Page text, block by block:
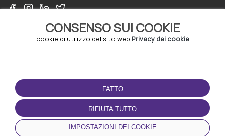
CONSENSO SUI COOKIE
cookie di utilizzo del sito web Privacy dei cookie
FATTO
RIFIUTA TUTTO
IMPOSTAZIONI DEI COOKIE
CONDIZIONI D'USO
Termini e Condizioni
Politica sulla riservatezza
Gestione dei Cookie
SCARICA L'APP